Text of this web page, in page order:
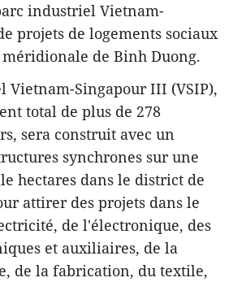
industriel Vietnam-
projets de logements sociaux
de Binh Duong.
Vietnam-Singapour III (VSIP),
total de plus de 278
sera construit avec un
synchrones sur une
hectares dans le district de
attirer des projets dans le
de l'électronique, des
et auxiliaires, de la
de la fabrication, du textile,